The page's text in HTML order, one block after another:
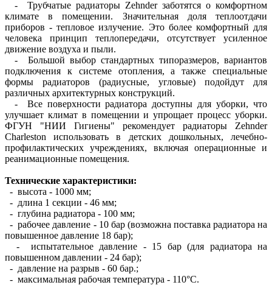
- Трубчатые радиаторы Zehnder заботятся о комфортном
климате в помещении. Значительная доля теплоотдачи
приборов - тепловое излучение. Это более комфортный для
человека принцип теплопередачи, отсутствует усиленное
движение воздуха и пыли.
- Большой выбор стандартных типоразмеров, вариантов
подключения к системе отопления, а также специальные
формы радиаторов (радиусные, угловые) подойдут для
различных архитектурных конструкций.
- Все поверхности радиатора доступны для уборки, что
улучшает климат в помещении и упрощает процесс уборки.
ФГУН "НИИ Гигиены" рекомендует радиаторы Zehnder
Charleston использовать в детских дошкольных, лечебно-
профилактических учреждениях, включая операционные и
реанимационные помещения.
Технические характеристики:
- высота - 1000 мм;
- длина 1 секции - 46 мм;
- глубина радиатора - 100 мм;
- рабочее давление - 10 бар (возможна поставка радиатора на
повышенное давление 18 бар);
- испытательное давление - 15 бар (для радиатора на
повышенном давлении - 24 бар);
- давление на разрыв - 60 бар.;
- максимальная рабочая температура - 110°С.